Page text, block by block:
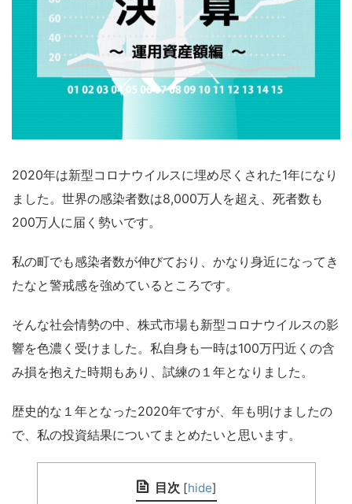
2020年は新型コロナウイルスに埋め尽くされた1年になり
ました。世界の感染者数は8,000万人を超え、死者数も
200万人に届く勢いです。
私の町でも感染者数が伸びており、かなり身近になってき
たなと警戒感を強めているところです。
そんな社会情勢の中、株式市場も新型コロナウイルスの影
響を色濃く受けました。私自身も一時は100万円近くの含
み損を抱えた時期もあり、試練の１年となりました。
歴史的な１年となった2020年ですが、年も明けましたの
で、私の投資結果についてまとめたいと思います。
目次 [hide]